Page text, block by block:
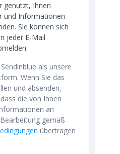
genutzt, Ihnen
und Informationen
Sie können sich
jeder E-Mail
als unsere
Wenn Sie das
und absenden,
die von Ihnen
an
gemäß
übertragen